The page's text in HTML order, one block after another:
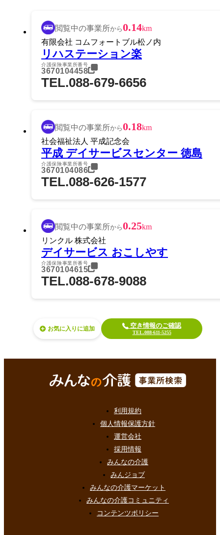
閲覧中の事業所から0.14km
有限会社 コムフォートブル松ノ内
リハステーション楽
介護保険事業所番号
3670104458
TEL.088-679-6656
閲覧中の事業所から0.18km
社会福祉法人 平成記念会
平成 デイサービスセンター 徳島
介護保険事業所番号
3670104086
TEL.088-626-1577
閲覧中の事業所から0.25km
リンクル 株式会社
デイサービス おこしやす
介護保険事業所番号
3670104615
TEL.088-678-9088
お気に入り 空き情報のご確認
TEL.088-611-5255
利用規約
個人情報保護方針
運営会社
採用情報
みんなの介護
みんジョブ
みんなの介護マーケット
みんなの介護コミュニティ
コンテンツポリシー